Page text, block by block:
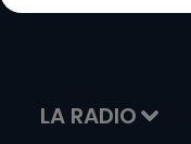
LA RADIO